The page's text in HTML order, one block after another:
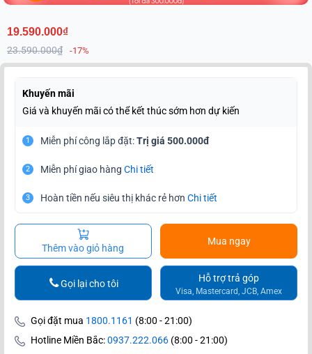
19.590.000₫
23.590.000₫ -17%
Khuyến mãi
Giá và khuyến mãi có thể kết thúc sớm hơn dự kiến
1 Miễn phí công lắp đặt:Trị giá 500.000đ
2 Miễn phí giao hàng Chi tiết
3 Hoàn tiền nếu siêu thị khác rẻ hơn Chi tiết
Thêm vào giỏ hàng
Mua ngay
Hỗ trợ trả góp
Visa, Mastercard, JCB, Amex
Gọi lại cho tôi
Gọi đặt mua 1800.1161 (8:00 - 21:00)
Hotline Miền Bắc:0937.222.066 (8:00 - 21:00)